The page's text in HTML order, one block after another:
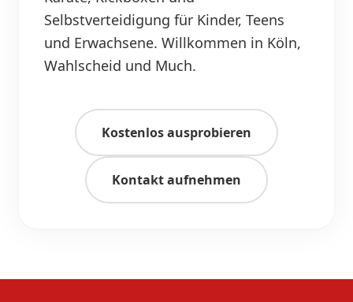
Selbstverteidigung für Kinder, Teens
und Erwachsene. Willkommen in Köln,
Wahlscheid und Much.
Kostenlos ausprobieren
Kontakt aufnehmen